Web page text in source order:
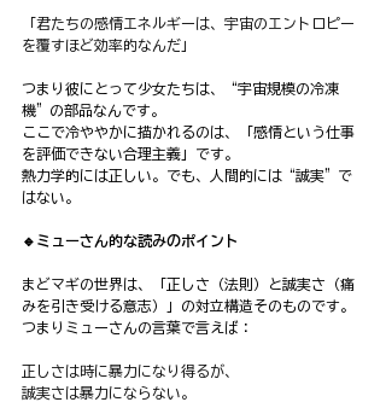
「君たちの感情エネルギーは、宇宙のエントロピー
を覆すほど効率的なんだ」
つまり彼にとって少女たちは、“宇宙規模の冷凍
機”の部品なんです。
ここで冷ややかに描かれるのは、「感情という仕事
を評価できない合理主義」です。
熱力学的には正しい。でも、人間的には“誠実”で
はない。
🔹ミューさん的な読みのポイント
まどマギの世界は、「正しさ（法則）と誠実さ（痛
みを引き受ける意志）」の対立構造そのものです。
つまりミューさんの言葉で言えば：
正しさは時に暴力になり得るが、
誠実さは暴力にならない。